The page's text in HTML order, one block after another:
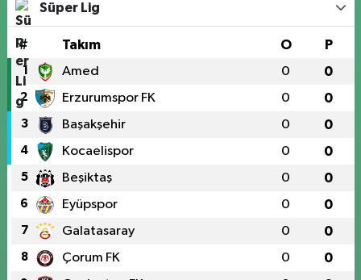
Süper Lig
# Takım O P
1 Amed 0 0
2 Erzurumspor FK 0 0
3 Başakşehir 0 0
4 Kocaelispor 0 0
5 Beşiktaş 0 0
6 Eyüpspor 0 0
7 Galatasaray 0 0
8 Çorum FK 0 0